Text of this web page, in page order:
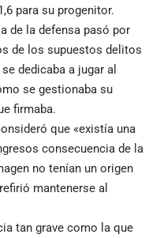
para su progenitor.
de la defensa pasó por
de los supuestos delitos
dedicaba a jugar al
se gestionaba su
firmaba.
que «existía una
consecuencia de la
no tenían un origen
mantenerse al
tan grave como la que